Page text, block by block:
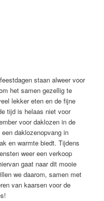
staan alweer voor
het samen gezellig te
lekker eten en de fijne
tijd is helaas niet voor
voor daklozen in de
daklozenopvang in
en warmte biedt. Tijdens
weer een verkoop
gaat naar dit mooie
we daarom, samen met
van kaarsen voor de